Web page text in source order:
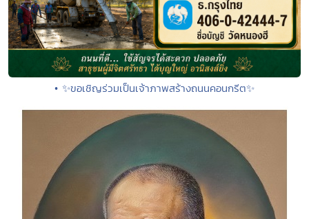
• ✨ขอเชิญร่วมเป็นเจ้าภาพสร้างถนนคอนกรีต✨